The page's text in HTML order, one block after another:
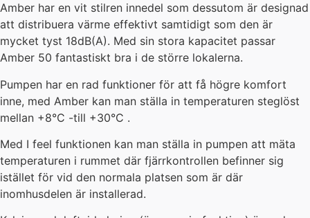
Amber har en vit stilren innedel som dessutom är designad
att distribuera värme effektivt samtidigt som den är
mycket tyst 18dB(A). Med sin stora kapacitet passar
Amber 50 fantastiskt bra i de större lokalerna.
Pumpen har en rad funktioner för att få högre komfort
inne, med Amber kan man ställa in temperaturen steglöst
mellan +8°C -till +30°C .
Med I feel funktionen kan man ställa in pumpen att mäta
temperaturen i rummet där fjärrkontrollen befinner sig
istället för vid den normala platsen som är där
inomhusdelen är installerad.